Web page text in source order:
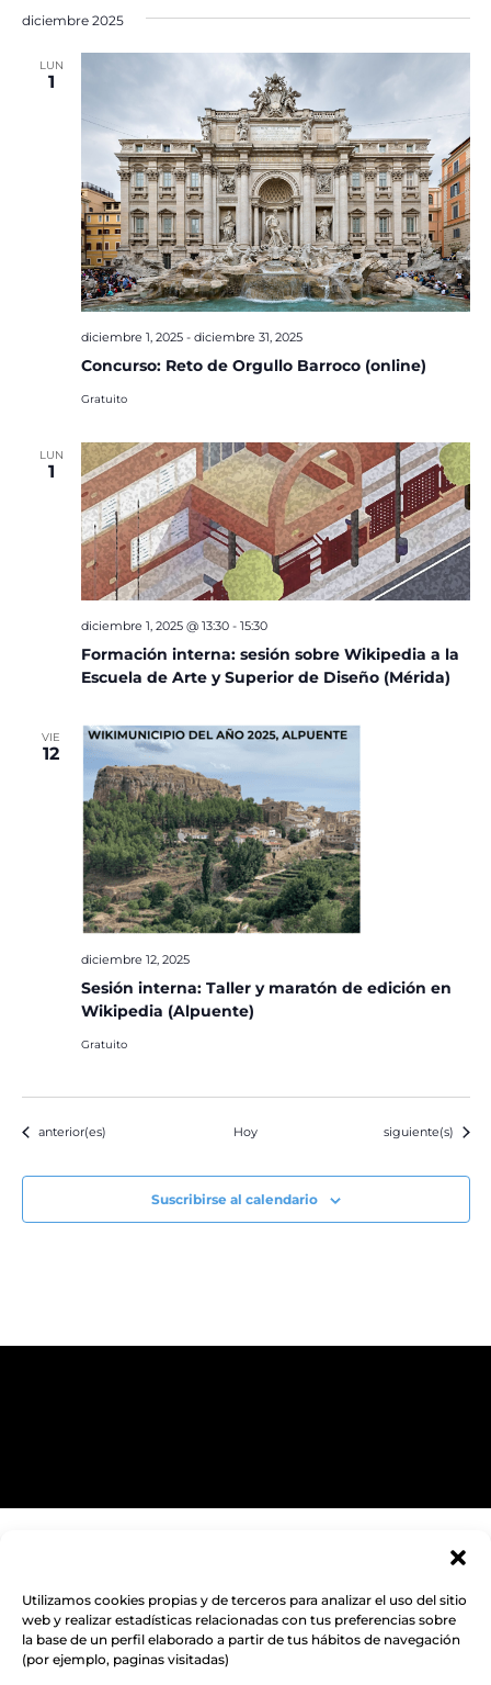
Utilizamos cookies propias y de terceros para analizar el uso del sitio
web y realizar estadísticas relacionadas con tus preferencias sobre
la base de un perfil elaborado a partir de tus hábitos de navegación
(por ejemplo, paginas visitadas)
diciembre 2025
LUN
1
Concurso: Reto de Orgullo Barroco (online)
diciembre 1, 2025- diciembre 31, 2025
Gratuito
LUN
1
Formación interna: sesión sobre Wikipedia a la
Escuela de Arte y Superior de Diseño (Mérida)
diciembre 1, 2025 @ 13:30- 15:30
VIE
12
Sesión interna: Taller y maratón de edición en
Wikipedia (Alpuente)
diciembre 12, 2025
Gratuito
Eventos
anterior(es) Hoy Eventos
siguiente(s)
Suscribirse al calendario